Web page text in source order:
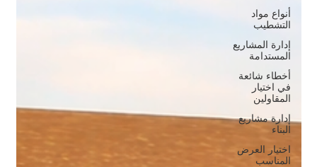
أنواع مواد
التشطيب
إدارة المشاريع
المستدامة
أخطاء شائعة
في اختيار
المقاولين
إدارة مشاريع
البناء
اختيار العرض
المناسب